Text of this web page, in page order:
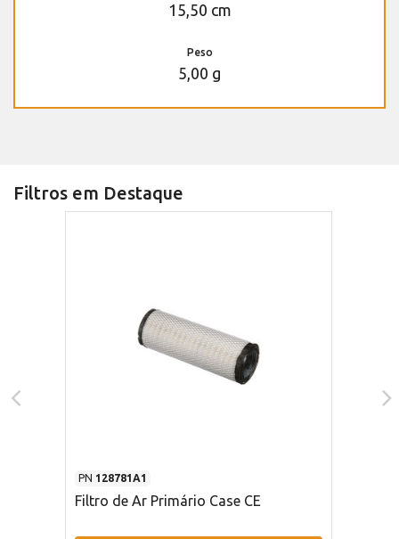
15,50 cm
Peso
5,00 g
Filtros em Destaque
PN 128781A1
Filtro de Ar Primário Case CE